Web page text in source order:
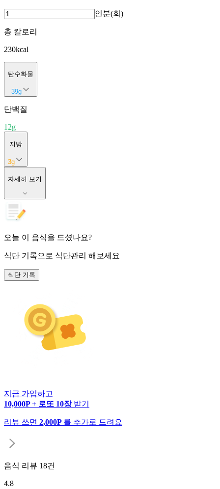
인분(회)
총 칼로리
230kcal
탄수화물
39g
단백질
12g
지방
3g
자세히 보기
오늘 이 음식을 드셨나요?
식단 기록으로 식단관리 해보세요
식단 기록
지금 가입하고
10,000P + 로또 10장 받기
리뷰 쓰면 2,000P 를 추가로 드려요
음식 리뷰 18건
4.8